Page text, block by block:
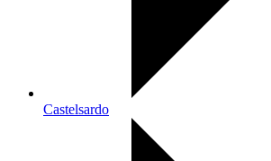
Castelsardo